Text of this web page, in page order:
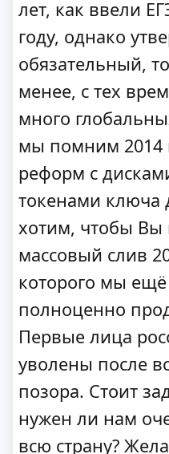
лет, как ввели
году, однако
обязательный,
менее, с тех
много
мы помним 2014
реформ с
токенами ключа
хотим, чтобы Вы
массовый слив
которого мы
полноценно
Первые лица
уволены после
позора. Стоит
нужен ли нам
всю страну?